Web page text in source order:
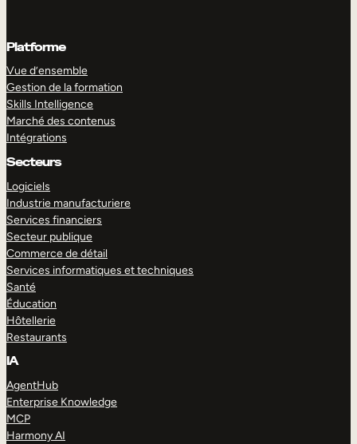
Platforme
Vue d’ensemble
Gestion de la formation
Skills Intelligence
Marché des contenus
Intégrations
Secteurs
Logiciels
Industrie manufacturiere
Services financiers
Secteur publique
Commerce de détail
Services informatiques et techniques
Santé
Éducation
Hôtellerie
Restaurants
IA
AgentHub
Enterprise Knowledge
MCP
Harmony AI